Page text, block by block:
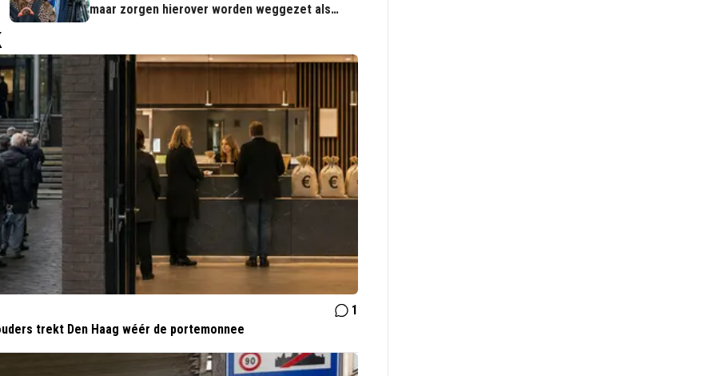
maar zorgen hierover worden weggezet als
1
trekt Den Haag wéér de portemonnee